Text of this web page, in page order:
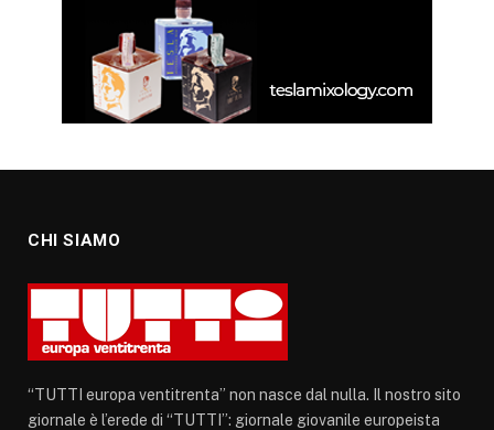
CHI SIAMO
“TUTTI europa ventitrenta” non nasce dal nulla. Il nostro sito
giornale è l’erede di “TUTTI”: giornale giovanile europeista